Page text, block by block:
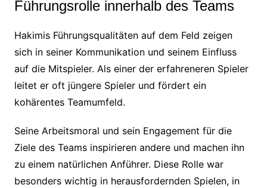
Führungsrolle innerhalb des Teams
Hakimis Führungsqualitäten auf dem Feld zeigen
sich in seiner Kommunikation und seinem Einfluss
auf die Mitspieler. Als einer der erfahreneren Spieler
leitet er oft jüngere Spieler und fördert ein
kohärentes Teamumfeld.
Seine Arbeitsmoral und sein Engagement für die
Ziele des Teams inspirieren andere und machen ihn
zu einem natürlichen Anführer. Diese Rolle war
besonders wichtig in herausfordernden Spielen, in